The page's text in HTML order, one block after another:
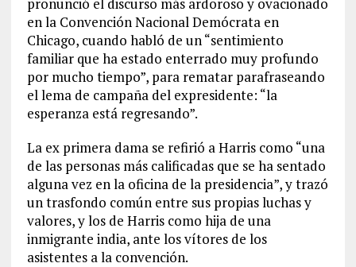
en la Convención Nacional Demócrata en
Chicago, cuando habló de un “sentimiento
familiar que ha estado enterrado muy profundo
por mucho tiempo”, para rematar parafraseando
el lema de campaña del expresidente: “la
esperanza está regresando”.
La ex primera dama se refirió a Harris como “una
de las personas más calificadas que se ha sentado
alguna vez en la oficina de la presidencia”, y trazó
un trasfondo común entre sus propias luchas y
valores, y los de Harris como hija de una
inmigrante india, ante los vítores de los
asistentes a la convención.